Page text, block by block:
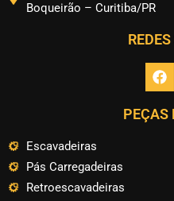
Boqueirão – Curitiba/PR
PEÇAS
Escavadeiras
Pás Carregadeiras
Retroescavadeiras